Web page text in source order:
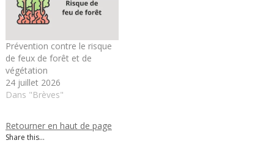
Prévention contre le risque
de feux de forêt et de
végétation
24 juillet 2026
Dans "Brèves"
Retourner en haut de page
Share this...